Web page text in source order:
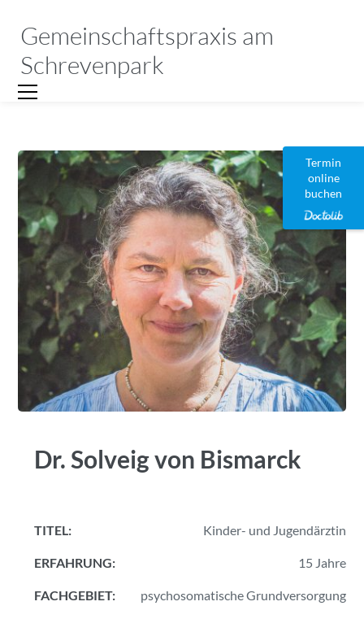
Gemeinschaftspraxis am
Schrevenpark
Dr. Solveig von Bismarck
TITEL: Kinder- und Jugendärztin
ERFAHRUNG: 15 Jahre
FACHGEBIET: psychosomatische Grundversorgung
Termin
online
buchen